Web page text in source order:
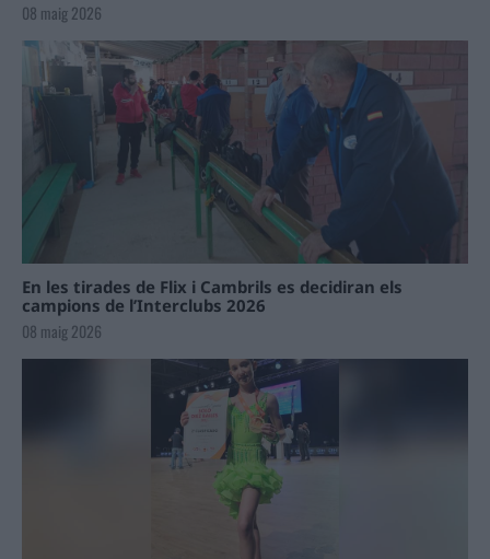
08 maig 2026
En les tirades de Flix i Cambrils es decidiran els
campions de l’Interclubs 2026
08 maig 2026